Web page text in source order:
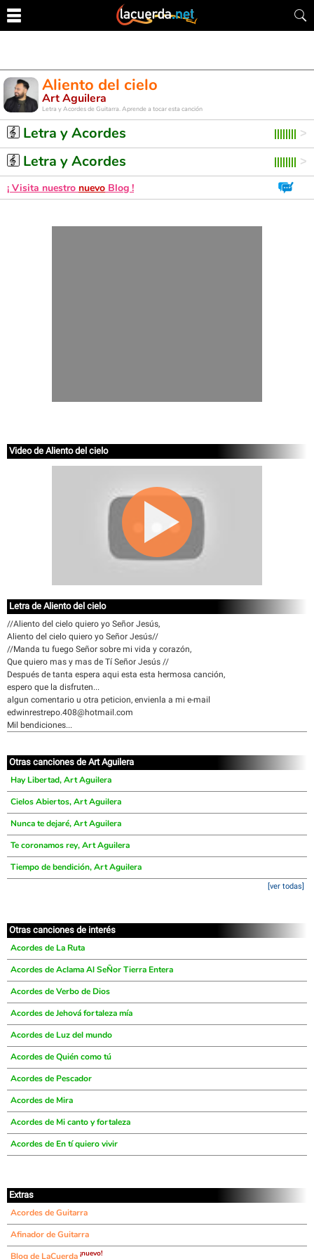
Aliento del cielo
Art Aguilera
Letra y Acordes de Guitarra. Aprende a tocar esta canción
Letra y Acordes
Letra y Acordes
¡ Visita nuestro nuevo Blog !
Video de Aliento del cielo
Letra de Aliento del cielo
//Aliento del cielo quiero yo Señor Jesús,
Aliento del cielo quiero yo Señor Jesús//
//Manda tu fuego Señor sobre mi vida y corazón,
Que quiero mas y mas de Tí Señor Jesús //
Después de tanta espera aqui esta esta hermosa canción,
espero que la disfruten...
algun comentario u otra peticion, envienla a mi e-mail
edwinrestrepo.408@hotmail.com
Mil bendiciones...
Otras canciones de Art Aguilera
Hay Libertad, Art Aguilera
Cielos Abiertos, Art Aguilera
Nunca te dejaré, Art Aguilera
Te coronamos rey, Art Aguilera
Tiempo de bendición, Art Aguilera
[ver todas]
Otras canciones de interés
Acordes de La Ruta
Acordes de Aclama Al SeÑor Tierra Entera
Acordes de Verbo de Dios
Acordes de Jehová fortaleza mía
Acordes de Luz del mundo
Acordes de Quién como tú
Acordes de Pescador
Acordes de Mira
Acordes de Mi canto y fortaleza
Acordes de En tí quiero vivir
Extras
Acordes de Guitarra
Afinador de Guitarra
Blog de LaCuerda ¡nuevo!